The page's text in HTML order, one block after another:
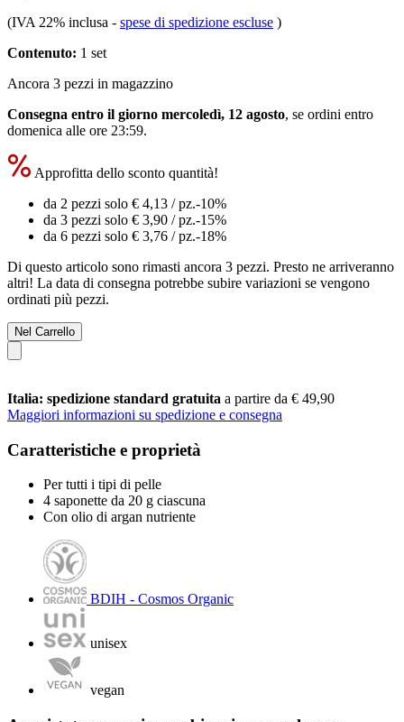
(IVA 22% inclusa - spese di spedizione escluse )
Contenuto: 1 set
Ancora 3 pezzi in magazzino
Consegna entro il giorno mercoledì, 12 agosto, se ordini entro
domenica alle ore 23:59.
Approfitta dello sconto quantità!
da 2 pezzi solo € 4,13 / pz.-10%
da 3 pezzi solo € 3,90 / pz.-15%
da 6 pezzi solo € 3,76 / pz.-18%
Di questo articolo sono rimasti ancora 3 pezzi. Presto ne arriveranno
altri! La data di consegna potrebbe subire variazioni se vengono
ordinati più pezzi.
Nel Carrello
Italia: spedizione standard gratuita a partire da € 49,90
Maggiori informazioni su spedizione e consegna
Caratteristiche e proprietà
Per tutti i tipi di pelle
4 saponette da 20 g ciascuna
Con olio di argan nutriente
BDIH - Cosmos Organic
unisex
vegan